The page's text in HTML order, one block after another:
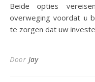
Beide opties
overweging voordat u
te zorgen dat uw
Door Jay